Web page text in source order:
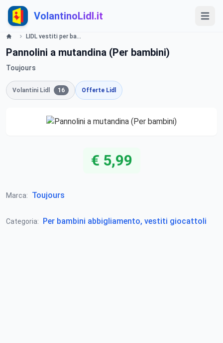
VolantinoLidl.it
LIDL vestiti per bambini, bimbo- volantino dal 23 Gennaio 2014 Lidl
Pannolini a mutandina (Per bambini)
Toujours
Volantini Lidl 16 Offerte Lidl
€ 5,99
Marca: Toujours
Categoria: Per bambini abbigliamento, vestiti giocattoli